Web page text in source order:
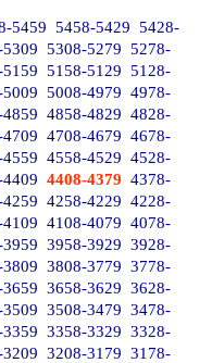
5459 5458-5429 5428-
5308-5279 5278-
5158-5129 5128-
5008-4979 4978-
4858-4829 4828-
4708-4679 4678-
4558-4529 4528-
4408-4379 4378-
4258-4229 4228-
4108-4079 4078-
3958-3929 3928-
3808-3779 3778-
3658-3629 3628-
3508-3479 3478-
3358-3329 3328-
3208-3179 3178-